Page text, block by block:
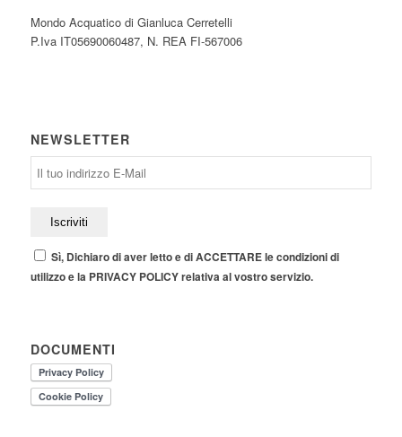
Mondo Acquatico di Gianluca Cerretelli
P.Iva IT05690060487, N. REA FI-567006
NEWSLETTER
Sì, Dichiaro di aver letto e di ACCETTARE le condizioni di
utilizzo e la PRIVACY POLICY relativa al vostro servizio.
DOCUMENTI